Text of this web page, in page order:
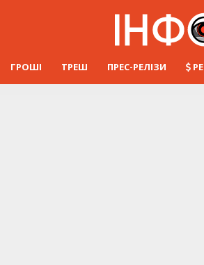
ГРОШІ ТРЕШ ПРЕС-РЕЛІЗИ